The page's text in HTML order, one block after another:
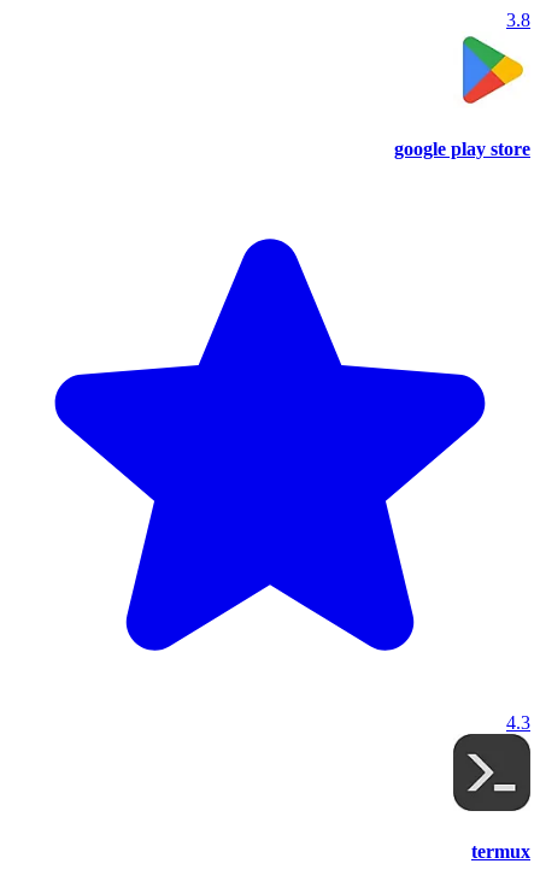
3.8
google play store
4.3
termux